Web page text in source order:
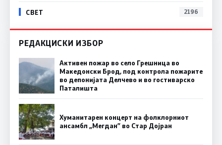
СВЕТ 2196
РЕДАКЦИСКИ ИЗБОР
Активен пожар во село Грешница во
Македонски Брод, под контрола пожарите
во депонијата Делчево и во гостиварско
Паталишта
Хуманитарен концерт на фолклорниот
ансамбл „Мегдан” во Стар Дојран